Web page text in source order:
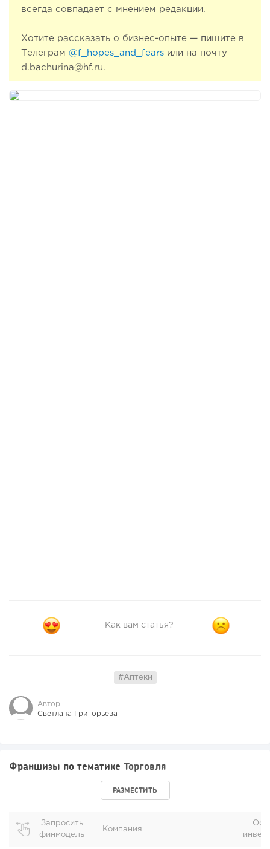
всегда совпадает с мнением редакции.
Хотите рассказать о бизнес-опыте — пишите в
Телеграм @f_hopes_and_fears или на почту
d.bachurina@hf.ru.
Как вам статья?
#Аптеки
Автор
Светлана Григорьева
Франшизы по тематике Торговля
РАЗМЕСТИТЬ
Запросить
финмодель
Компания